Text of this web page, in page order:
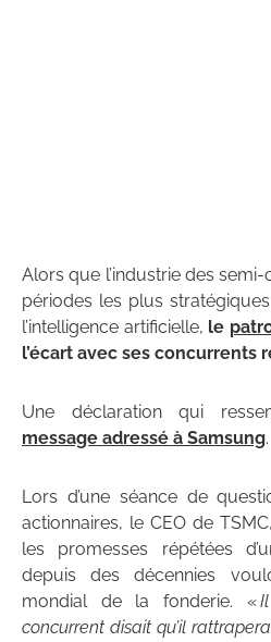
Alors que l’industrie des
périodes les plus
l’intelligence artificielle, le
l’écart avec ses concurrents
Une déclaration qui
message adressé à Samsung.
Lors d’une séance de
actionnaires, le CEO de
les promesses répétées
depuis des décennies
mondial de la fonderie. «
concurrent disait qu’il